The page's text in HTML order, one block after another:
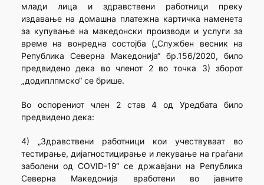
млади лица и здравствени работници преку
издавање на домашна платежна картичка наменета
за купување на македонски производи и услуги за
време на вонредна состојба („Службен весник на
Република Северна Македонија“ бр.156/2020, било
предвидено дека во членот 2 во точка 3) зборот
„додиплпмско“ се брише.
Во оспорениот член 2 став 4 од Уредбата било
предвидено дека:
4) „Здравствени работници кои учествуваат во
тестирање, дијагностицирање и лекување на граѓани
заболени од COVID-19“ се државјани на Република
Северна Македонија вработени во јавните